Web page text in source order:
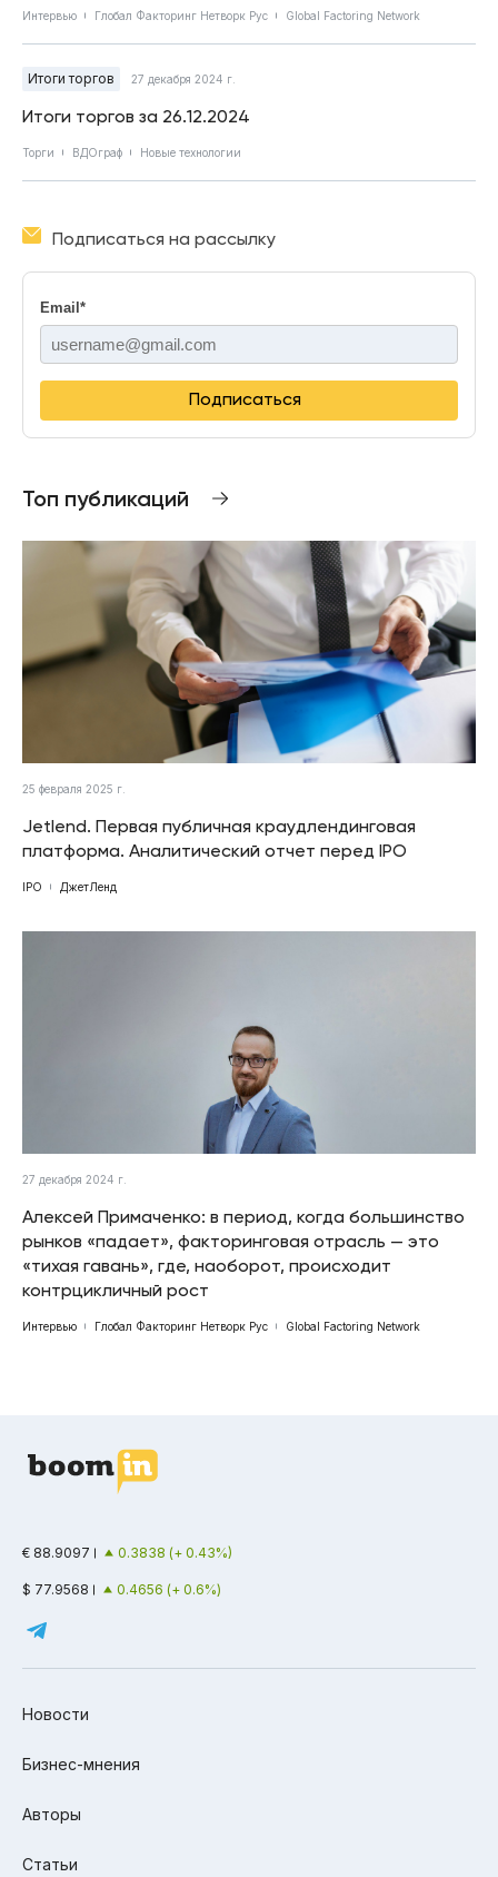
Интервью Глобал Факторинг Нетворк Рус Global Factoring Network
Итоги торгов 27 декабря 2024 г.
Итоги торгов за 26.12.2024
Торги ВДОграф Новые технологии
Подписаться на рассылку
Email *
Подписаться
Топ публикаций
25 февраля 2025 г.
Jetlend. Первая публичная краудлендинговая
платформа. Аналитический отчет перед IPO
IPO ДжетЛенд
27 декабря 2024 г.
Алексей Примаченко: в период, когда большинство
рынков «падает», факторинговая отрасль — это
«тихая гавань», где, наоборот, происходит
контрцикличный рост
Интервью Глобал Факторинг Нетворк Рус Global Factoring Network
€ 88.9097 0.3838 (+ 0.43%)
$ 77.9568 0.4656 (+ 0.6%)
Новости
Бизнес-мнения
Авторы
Статьи